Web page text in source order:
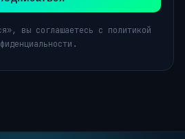
вы соглашаетесь с политикой